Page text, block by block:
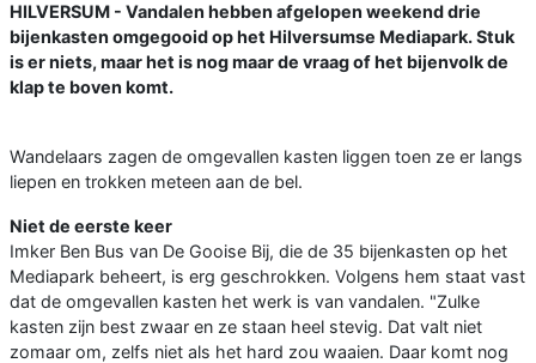
HILVERSUM - Vandalen hebben afgelopen weekend drie
bijenkasten omgegooid op het Hilversumse Mediapark. Stuk
is er niets, maar het is nog maar de vraag of het bijenvolk de
klap te boven komt.
Wandelaars zagen de omgevallen kasten liggen toen ze er langs
liepen en trokken meteen aan de bel.
Niet de eerste keer
Imker Ben Bus van De Gooise Bij, die de 35 bijenkasten op het
Mediapark beheert, is erg geschrokken. Volgens hem staat vast
dat de omgevallen kasten het werk is van vandalen. "Zulke
kasten zijn best zwaar en ze staan heel stevig. Dat valt niet
zomaar om, zelfs niet als het hard zou waaien. Daar komt nog